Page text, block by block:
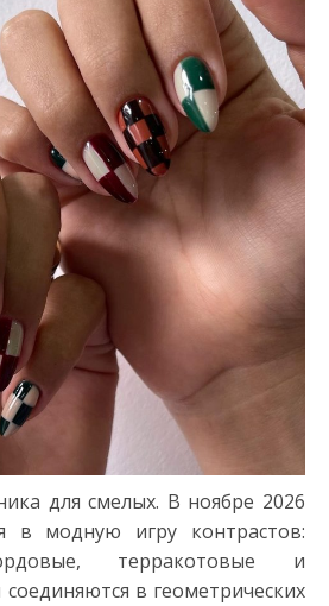
для смелых. В ноябре 2026
в модную игру контрастов:
терракотовые и
в геометрических